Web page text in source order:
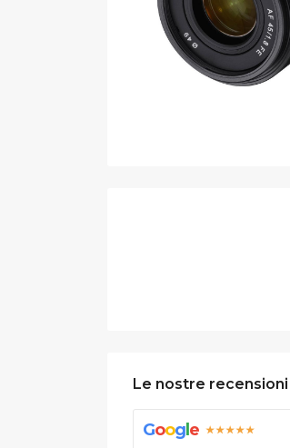
Le nostre recensioni
Googl e ★★★★★